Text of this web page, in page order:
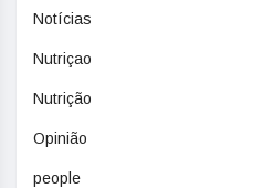
Notícias
Nutriçao
Nutrição
Opinião
people